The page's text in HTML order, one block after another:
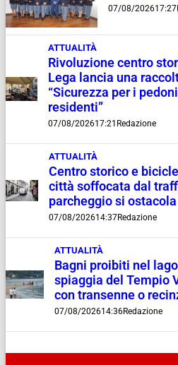
07/08/202617:27
ATTUALITÀ
Rivoluzione centro
Lega lancia una
“Sicurezza per i
residenti”
07/08/202617:21 Redazione
ATTUALITÀ
Centro storico e
città soffocata dal
parcheggio si
07/08/202614:37Redazione
ATTUALITÀ
Bagni proibiti nel
spiaggia del Tempio
con transenne o
07/08/202614:36Redazione